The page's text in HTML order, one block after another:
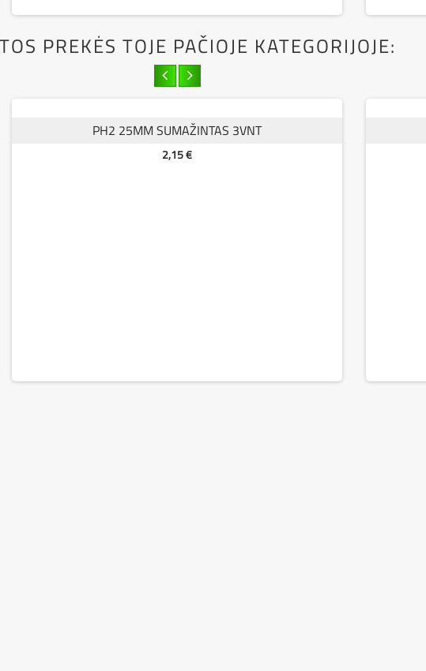
LAIKIKLIS GREITO IŠĖMIMO 60MM
PREKĖS TOJE PAČIOJE KATEGORIJOJE:
PH2 25MM SUMAŽINTAS 3VNT
Kaina
2,15 €